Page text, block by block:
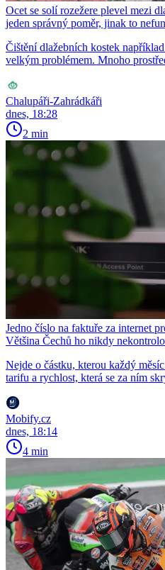
Ocet se solí rozežere plevel mezi
jeden správný poměr, jinak to
Čištění dlažebních kostek
velkým problémem. Mnoho
Chalupáři-Zahrádkáři
dnes, 18:28
2 min
Jedno číslo na faktuře za internet
Většina Čechů ho nikdy
Nejde o částku, kterou každý
tarifu a rychlost, která se za ním
Mobify.cz
dnes, 18:14
4 min